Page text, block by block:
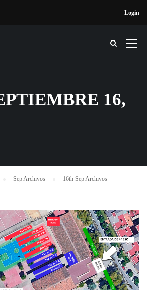
Login
16,
Sep Archivos 16th Sep Archivos